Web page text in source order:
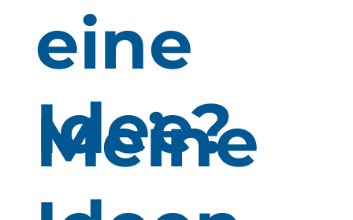
eine
Idee?
Meine